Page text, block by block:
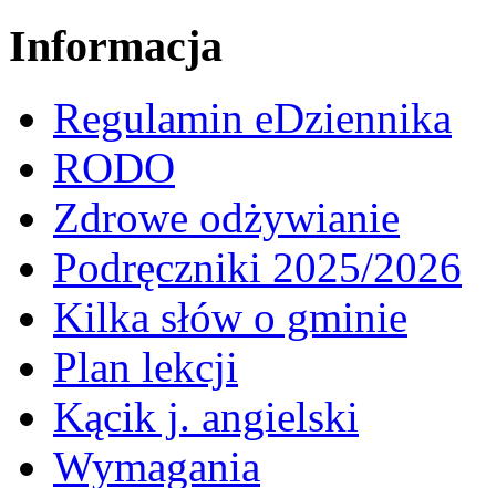
Informacja
Regulamin eDziennika
RODO
Zdrowe odżywianie
Podręczniki 2025/2026
Kilka słów o gminie
Plan lekcji
Kącik j. angielski
Wymagania